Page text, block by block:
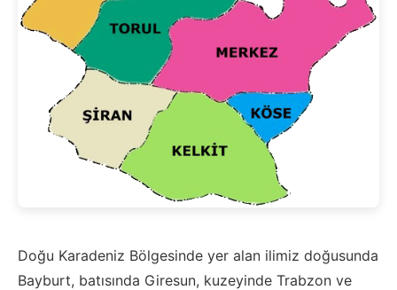
Doğu Karadeniz Bölgesinde yer alan ilimiz doğusunda
Bayburt, batısında Giresun, kuzeyinde Trabzon ve